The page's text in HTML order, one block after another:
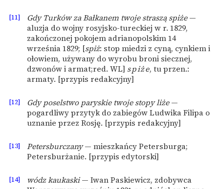
[11] Gdy Turków za Bałkanem twoje straszą spiże—
aluzja do wojny rosyjsko-tureckiej w r. 1829,
zakończonej pokojem adrianopolskim 14
września 1829; [spiż: stop miedzi z cyną, cynkiem i
ołowiem, używany do wyrobu broni siecznej,
dzwonów i armat;red. WL] spiże, tu przen.:
armaty. [przypis redakcyjny]
[12] Gdy poselstwo paryskie twoje stopy liże—
pogardliwy przytyk do zabiegów Ludwika Filipa o
uznanie przez Rosję. [przypis redakcyjny]
[13] Petersburczany— mieszkańcy Petersburga;
Petersburżanie. [przypis edytorski]
[14] wódz kaukaski— Iwan Paskiewicz, zdobywca